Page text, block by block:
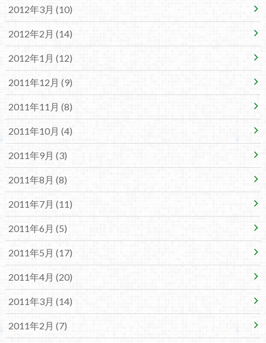
2012年3月 (10)
2012年2月 (14)
2012年1月 (12)
2011年12月 (9)
2011年11月 (8)
2011年10月 (4)
2011年9月 (3)
2011年8月 (8)
2011年7月 (11)
2011年6月 (5)
2011年5月 (17)
2011年4月 (20)
2011年3月 (14)
2011年2月 (7)